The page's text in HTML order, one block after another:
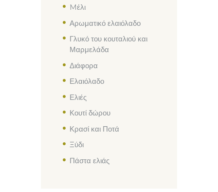
Mέλι
Αρωματικό ελαιόλαδο
Γλυκό του κουταλιού και
Μαρμελάδα
Διάφορα
Ελαιόλαδο
Ελιές
Κουτί δώρου
Κρασί και Ποτά
Ξύδι
Πάστα ελιάς